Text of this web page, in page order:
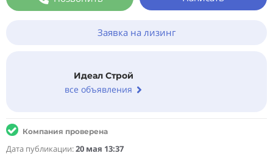
Заявка на лизинг
Идеал Строй
все объявления
Компания проверена
Дата публикации:20 мая 13:37